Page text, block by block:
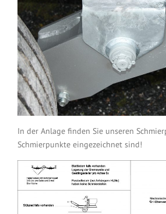
In der Anlage finden Sie unseren
Schmierpunkte eingezeichnet sind!